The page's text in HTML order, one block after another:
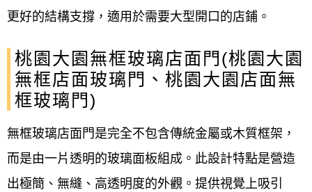
更好的結構支撐，適用於需要大型開口的店鋪。
桃園大園無框玻璃店面門(桃園大園
無框店面玻璃門、桃園大園店面無
框玻璃門)
無框玻璃店面門是完全不包含傳統金屬或木質框架，
而是由一片透明的玻璃面板組成。此設計特點是營造
出極簡、無縫、高透明度的外觀。提供視覺上吸引